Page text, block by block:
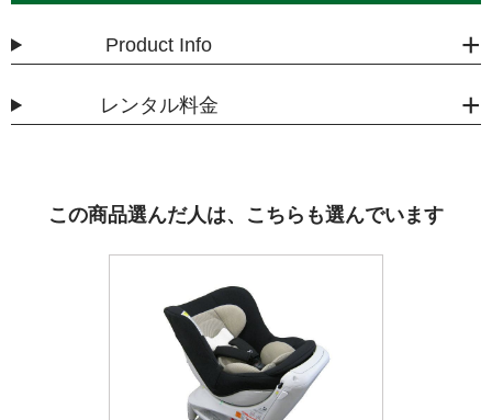
Product Info
レンタル料金
この商品選んだ人は、こちらも選んでいます